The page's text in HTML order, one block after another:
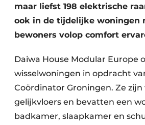
maar liefst 198 elektrische
ook in de tijdelijke woningen
bewoners volop comfort
Daiwa House Modular Europe
wisselwoningen in opdracht
Coördinator Groningen. Ze zijn
gelijkvloers en bevatten een
badkamer, slaapkamer en